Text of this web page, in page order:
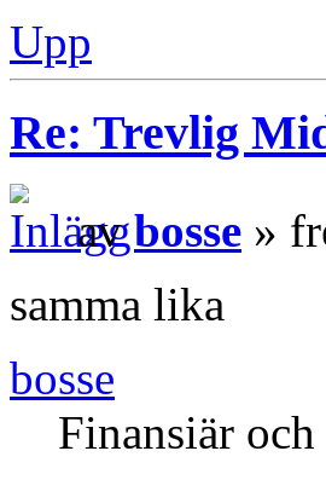
Upp
Re: Trevlig
avbosse »
samma lika
bosse
Finansiär